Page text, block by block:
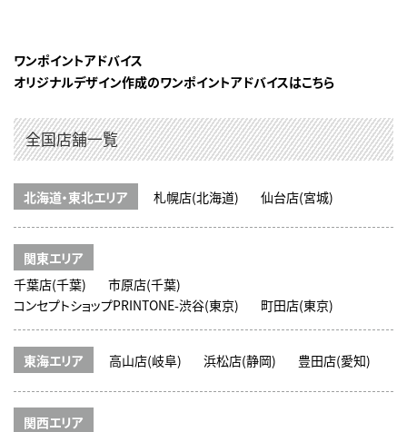
ワンポイントアドバイス
オリジナルデザイン作成のワンポイントアドバイスはこちら
全国店舗一覧
北海道・東北エリア 札幌店(北海道) 仙台店(宮城)
関東エリア
千葉店(千葉)
市原店(千葉)
コンセプトショップPRINTONE-渋谷(東京)
町田店(東京)
東海エリア 高山店(岐阜) 浜松店(静岡) 豊田店(愛知)
関西エリア